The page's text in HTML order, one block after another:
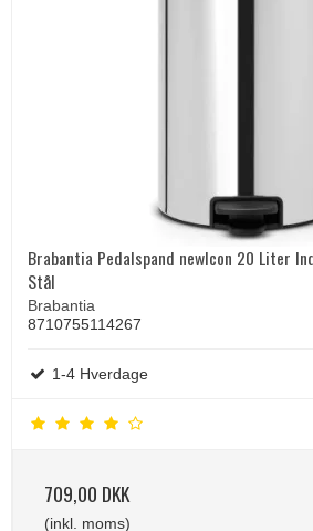
Brabantia Pedalspand newIcon 20 Liter
Stål
Brabantia
8710755114267
1-4 Hverdage
709,00 DKK
(inkl. moms)